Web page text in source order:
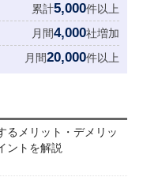
累計5,000件以上
月間4,000社増加
月間20,000件以上
るメリット・デメリッ
ントを解説